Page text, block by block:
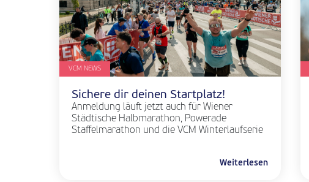
VCM NEWS
Sichere dir deinen Startplatz!
Anmeldung läuft jetzt auch für Wiener
Städtische Halbmarathon, Powerade
Staffelmarathon und die VCM Winterlaufserie
Weiterlesen